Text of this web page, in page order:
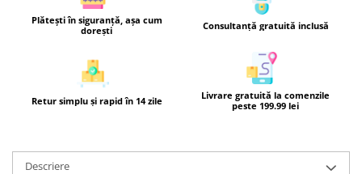
Plătești în siguranță, așa cum
dorești
Consultanță gratuită inclusă
Retur simplu și rapid în 14 zile
Livrare gratuită la comenzile
peste 199.99 lei
Descriere